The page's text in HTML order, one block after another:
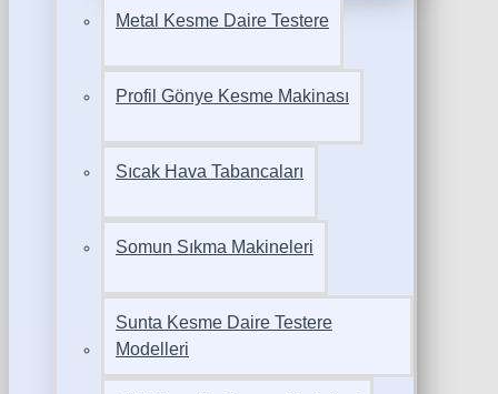
Metal Kesme Daire Testere
Profil Gönye Kesme Makinası
Sıcak Hava Tabancaları
Somun Sıkma Makineleri
Sunta Kesme Daire Testere
Modelleri